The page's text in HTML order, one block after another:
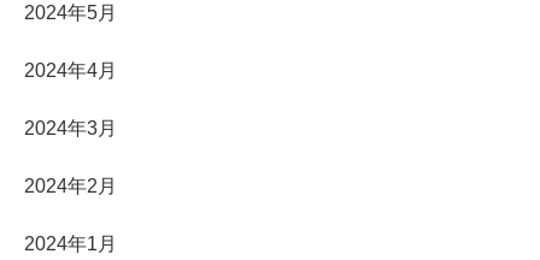
2024年5月
2024年4月
2024年3月
2024年2月
2024年1月